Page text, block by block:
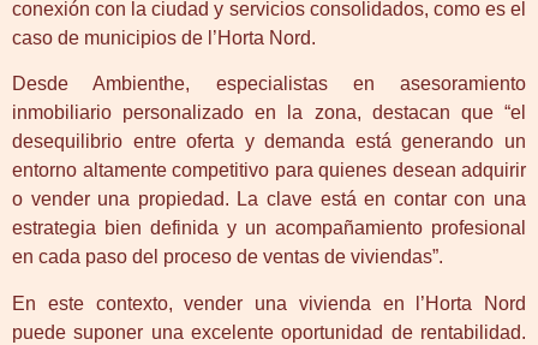
conexión con la ciudad y servicios consolidados, como es el
caso de municipios de l’Horta Nord.
Desde Ambienthe, especialistas en asesoramiento
inmobiliario personalizado en la zona, destacan que “el
desequilibrio entre oferta y demanda está generando un
entorno altamente competitivo para quienes desean adquirir
o vender una propiedad. La clave está en contar con una
estrategia bien definida y un acompañamiento profesional
en cada paso del proceso de ventas de viviendas”.
En este contexto, vender una vivienda en l’Horta Nord
puede suponer una excelente oportunidad de rentabilidad.